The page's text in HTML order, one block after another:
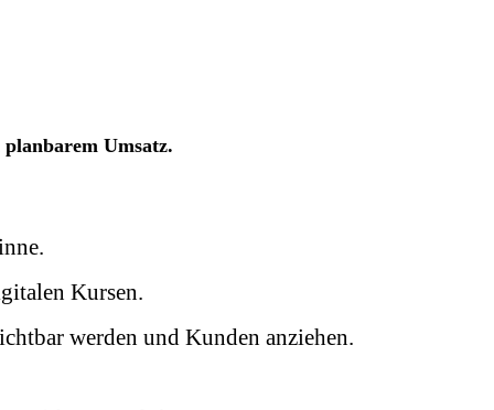
planbarem Umsatz.
Kursen.
werden und Kunden anziehen.